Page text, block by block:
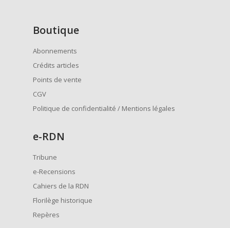
Boutique
Abonnements
Crédits articles
Points de vente
CGV
Politique de confidentialité / Mentions légales
e-RDN
Tribune
e-Recensions
Cahiers de la RDN
Florilège historique
Repères